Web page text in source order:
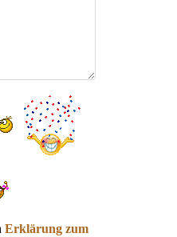
Erklärung zum